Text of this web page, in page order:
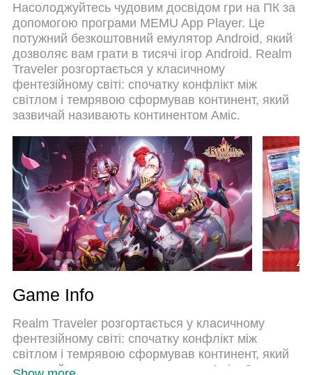
зрозумілі елементи керування, більше обмежень
від акумулятора, мобільних даних та тривожних
дзвінків. Новий MEmu 9 - найкращий вибір
використання Realm Traveler на вашому
комп’ютері. За допомогою нашого поглинання
менеджер із кількома примірниками одночасно
дозволяє відкрити 2 або більше рахунків. І
найголовніше, наш ексклюзивний емуляційний
ПК, зробити все гладким і приємним.
Насолоджуйтесь чудовим досвідом гри на ПК за
допомогою програми MEMU App Player. Це
потужний безкоштовний емулятор Android, який
дозволяє вам грати в тисячі ігор Android. Realm
Traveler розгортається у класичному
фентезійному світі: спочатку конфлікт між
світлом і темрявою сформував континент, який
зазвичай називають континентом Аміс.
Game Info
Realm Traveler розгортається у класичному
фентезійному світі: спочатку конфлікт між
світлом і темрявою сформував континент, який
зазвичай називають континентом Аміс. Сили